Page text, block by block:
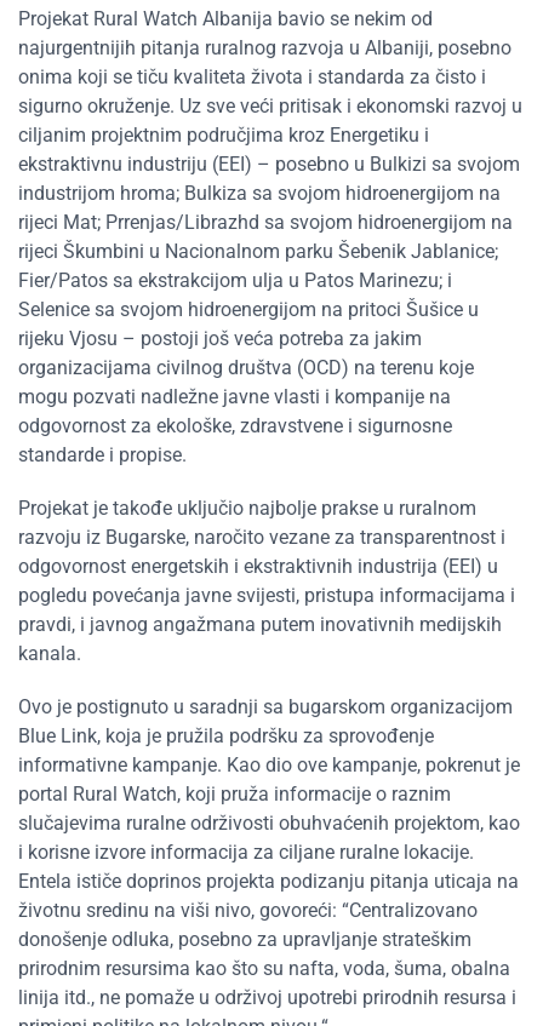
Projekat Rural Watch Albanija bavio se nekim od
najurgentnijih pitanja ruralnog razvoja u Albaniji, posebno
onima koji se tiču kvaliteta života i standarda za čisto i
sigurno okruženje. Uz sve veći pritisak i ekonomski razvoj u
ciljanim projektnim područjima kroz Energetiku i
ekstraktivnu industriju (EEI) – posebno u Bulkizi sa svojom
industrijom hroma; Bulkiza sa svojom hidroenergijom na
rijeci Mat; Prrenjas/Librazhd sa svojom hidroenergijom na
rijeci Škumbini u Nacionalnom parku Šebenik Jablanice;
Fier/Patos sa ekstrakcijom ulja u Patos Marinezu; i
Selenice sa svojom hidroenergijom na pritoci Šušice u
rijeku Vjosu – postoji još veća potreba za jakim
organizacijama civilnog društva (OCD) na terenu koje
mogu pozvati nadležne javne vlasti i kompanije na
odgovornost za ekološke, zdravstvene i sigurnosne
standarde i propise.
Projekat je takođe uključio najbolje prakse u ruralnom
razvoju iz Bugarske, naročito vezane za transparentnost i
odgovornost energetskih i ekstraktivnih industrija (EEI) u
pogledu povećanja javne svijesti, pristupa informacijama i
pravdi, i javnog angažmana putem inovativnih medijskih
kanala.
Ovo je postignuto u saradnji sa bugarskom organizacijom
Blue Link, koja je pružila podršku za sprovođenje
informativne kampanje. Kao dio ove kampanje, pokrenut je
portal Rural Watch, koji pruža informacije o raznim
slučajevima ruralne održivosti obuhvaćenih projektom, kao
i korisne izvore informacija za ciljane ruralne lokacije.
Entela ističe doprinos projekta podizanju pitanja uticaja na
životnu sredinu na viši nivo, govoreći: “Centralizovano
donošenje odluka, posebno za upravljanje strateškim
prirodnim resursima kao što su nafta, voda, šuma, obalna
linija itd., ne pomaže u održivoj upotrebi prirodnih resursa i